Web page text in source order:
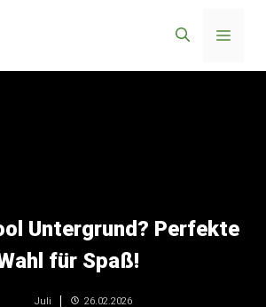
Menü
Untergrund? Perfekte
für Spaß!
Juli 26.02.2026